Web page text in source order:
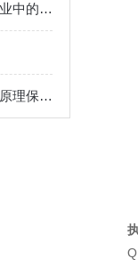
铝箔针孔度观察台在包装工业中的应用
铝箔针孔度仪采用什么技术原理保证其性能优异？